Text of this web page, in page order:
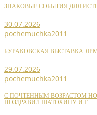
ЗНАКОВЫЕ СОБЫТИЯ ДЛЯ
30.07.2026
pochemuchka2011
БУРАКОВСКАЯ ВЫСТАВКА-
29.07.2026
pochemuchka2011
С ПОЧТЕННЫМ ВОЗРАСТОМ
ПОЗДРАВИЛ ШАТОХИНУ И.Г.